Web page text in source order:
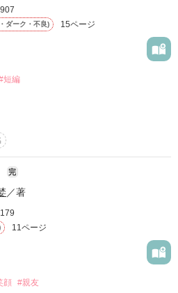
かなあ」
だろ」
作品を読む
ダーク・不良) 15ページ
短編
か？
完
／著
11ページ
顔 #親友